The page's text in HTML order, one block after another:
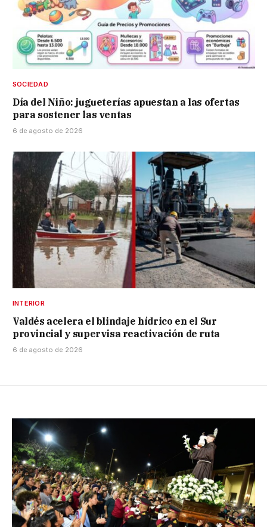
SOCIEDAD
Día del Niño: jugueterías apuestan a las ofertas
para sostener las ventas
6 de agosto de 2026
INTERIOR
Valdés acelera el blindaje hídrico en el Sur
provincial y supervisa reactivación de ruta
6 de agosto de 2026